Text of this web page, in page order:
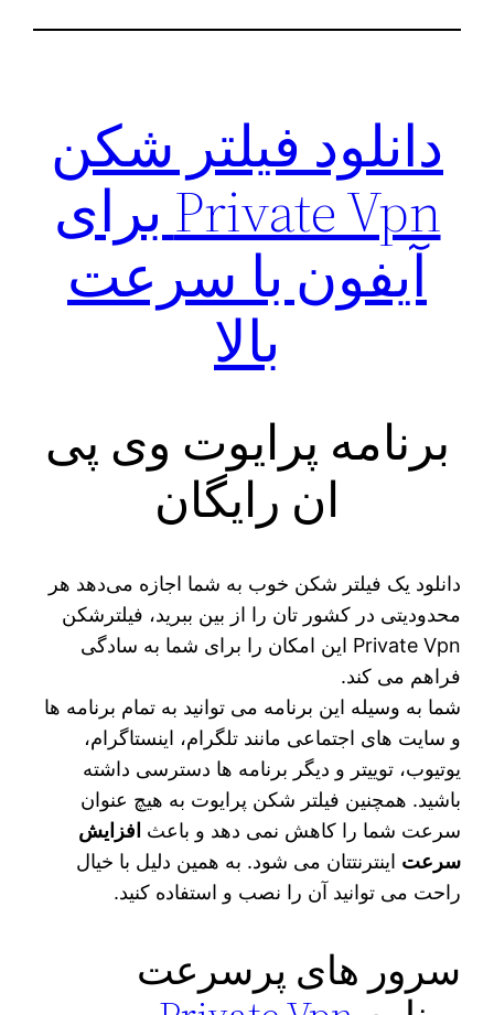
دانلود فیلتر شکن
Private Vpn برای
آیفون با سرعت
بالا
برنامه پرایوت وی پی
ان رایگان
دانلود یک فیلتر شکن خوب به شما اجازه می‌دهد هر
محدودیتی در کشور تان را از بین ببرید، فیلترشکن
Private Vpn این امکان را برای شما به سادگی
فراهم می کند.
شما به وسیله این برنامه می توانید به تمام برنامه ها
و سایت های اجتماعی مانند تلگرام، اینستاگرام،
یوتیوب، توییتر و دیگر برنامه ها دسترسی داشته
باشید. همچنین فیلتر شکن پرایوت به هیچ عنوان
سرعت شما را کاهش نمی دهد و باعث افزایش
سرعت اینترنتتان می شود. به همین دلیل با خیال
راحت می توانید آن را نصب و استفاده کنید.
سرور های پرسرعت